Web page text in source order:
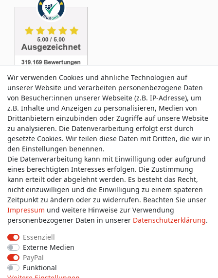
Service & Kontakt
Wünschen Sie einen Rückruf?
service@allmyclothes.de
Schreiben Sie uns:
service@allmyclothes.de
Impressum
Wir verwenden Cookies und ähnliche Technologien auf
unserer Website und verarbeiten personenbezogene Daten
von Besucher:innen unserer Webseite (z.B. IP-Adresse), um
z.B. Inhalte und Anzeigen zu personalisieren, Medien von
Drittanbietern einzubinden oder Zugriffe auf unsere Website
zu analysieren. Die Datenverarbeitung erfolgt erst durch
gesetzte Cookies. Wir teilen diese Daten mit Dritten, die wir in
den Einstellungen benennen.
Die Datenverarbeitung kann mit Einwilligung oder aufgrund
eines berechtigten Interesses erfolgen. Die Zustimmung
kann erteilt oder abgelehnt werden. Es besteht das Recht,
nicht einzuwilligen und die Einwilligung zu einem späteren
Zeitpunkt zu ändern oder zu widerrufen. Beachten Sie unser
Impressum und weitere Hinweise zur Verwendung
personenbezogener Daten in unserer Daten­schutz­erklärung.
Essenziell
Externe Medien
PayPal
Funktional